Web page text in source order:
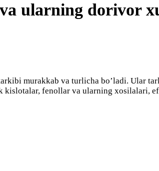
ularning dorivor
murakkab va turlicha bo’ladi. Ular
kislotalar, fenollar va ularning xosilalari,